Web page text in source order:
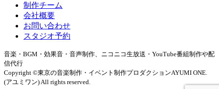
制作チーム
会社概要
お問い合わせ
スタジオ予約
音楽・BGM・効果音・音声制作、ニコニコ生放送・YouTube番組制作や配
信代行
Copyright ©東京の音楽制作・イベント制作プロダクションAYUMI ONE.
(アユミワン) All rights reserved.